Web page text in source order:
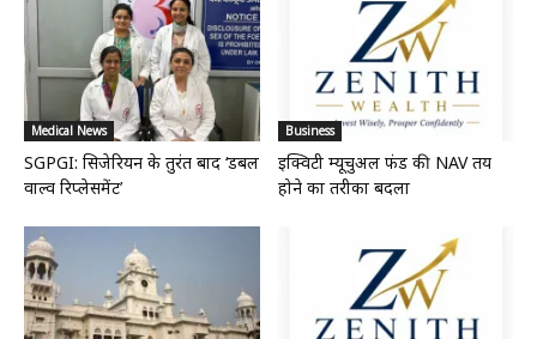
Medical News
SGPGI: सिजेरियन के तुरंत बाद ‘डबल
वाल्व रिप्लेसमेंट’
Business
इक्विटी म्यूचुअल फंड की NAV तय
होने का तरीका बदला